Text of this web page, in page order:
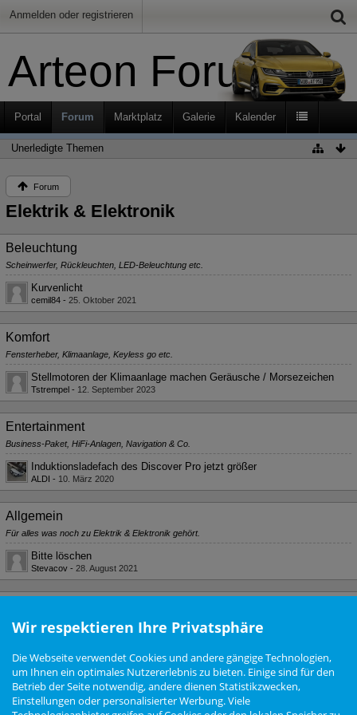
Anmelden oder registrieren
Arteon Forum
Portal Forum Marktplatz Galerie Kalender
Unerledigte Themen
Forum
Elektrik & Elektronik
Beleuchtung
Scheinwerfer, Rückleuchten, LED-Beleuchtung etc.
Kurvenlicht
cemil84 - 25. Oktober 2021
Komfort
Fensterheber, Klimaanlage, Keyless go etc.
Stellmotoren der Klimaanlage machen Geräusche / Morsezeichen
Tstrempel - 12. September 2023
Entertainment
Business-Paket, HiFi-Anlagen, Navigation & Co.
Induktionsladefach des Discover Pro jetzt größer
ALDI - 10. März 2020
Allgemein
Für alles was noch zu Elektrik & Elektronik gehört.
Bitte löschen
Stevacov - 28. August 2021
2 Besucher
Administratoren Partner
Nutzungsbedingungen Datenschutzerklärung Impressum Newsletter
Cookie Einstellungen
Wir respektieren Ihre Privatsphäre
Die Webseite verwendet Cookies und andere gängige Technologien,
um Ihnen ein optimales Nutzererlebnis zu bieten. Einige sind für den
Betrieb der Seite notwendig, andere dienen Statistikzwecken,
Einstellungen oder personalisierter Werbung. Viele